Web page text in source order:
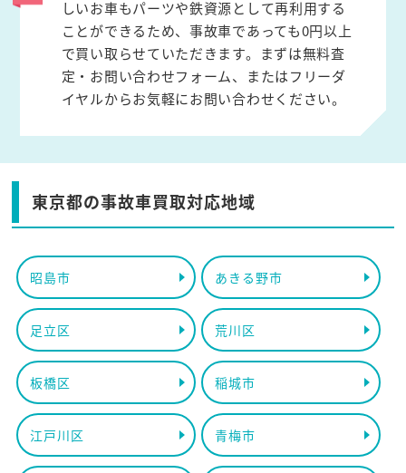
しいお車もパーツや鉄資源として再利用する
ことができるため、事故車であっても0円以上
で買い取らせていただきます。まずは無料査
定・お問い合わせフォーム、またはフリーダ
イヤルからお気軽にお問い合わせください。
東京都の事故車買取対応地域
昭島市 あきる野市
足立区 荒川区
板橋区 稲城市
江戸川区 青梅市